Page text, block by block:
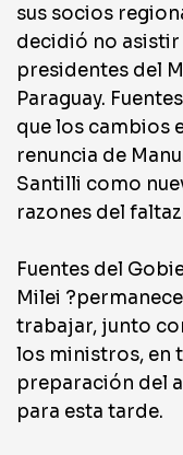
sus socios
decidió no asistir
presidentes del
Paraguay.
que los cambios
renuncia de
Santilli como
razones del
Fuentes del
Milei
trabajar, junto
los ministros, en
preparación del
para esta tarde.